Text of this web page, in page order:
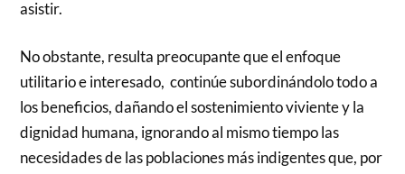
asistir.
No obstante, resulta preocupante que el enfoque
utilitario e interesado, continúe subordinándolo todo a
los beneficios, dañando el sostenimiento viviente y la
dignidad humana, ignorando al mismo tiempo las
necesidades de las poblaciones más indigentes que, por